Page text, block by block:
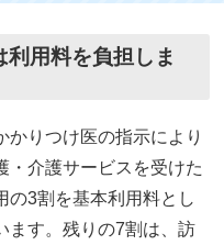
用料を負担しま
かりつけ医の指示により
・介護サービスを受けた
の3割を基本利用料とし
ます。残りの7割は、訪